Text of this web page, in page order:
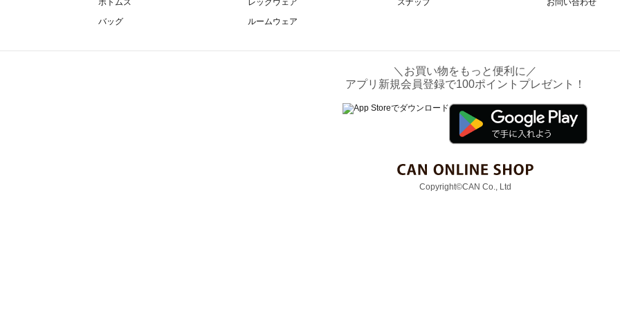
ボトムス
バッグ
レッグウェア
ルームウェア
スナップ お問い合わせ
＼お買い物をもっと便利に／
アプリ新規会員登録で100ポイントプレゼント！
Copyright©CAN Co., Ltd